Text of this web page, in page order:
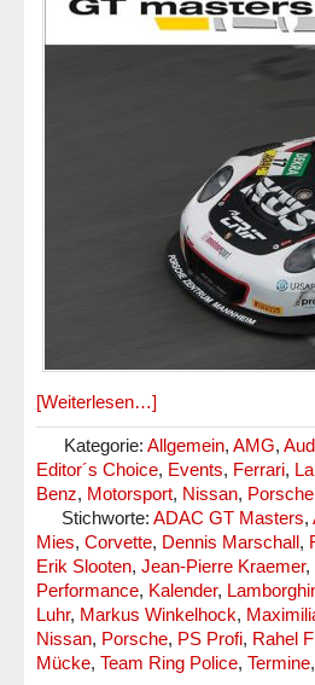
[Weiterlesen…]
Kategorie: Allgemein, AMG,
Editor´s Choice, Events, Ferrari,
Benz, Motorsport, Nissan, Porsche
Stichworte: ADAC GT Masters,
Mies, Corvette, Dennis Marschall,
Erik Slooten, Jean-Pierre Kraemer,
Performance, Kalender,
Luhr, Markus Winkelhock,
Nissan, Porsche, PS Profi, Rahel
Mücke, Team Ring Police, Termine,